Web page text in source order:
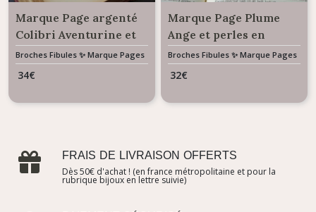
Marque Page argenté
Colibri Aventurine et
Cristal
Broches Fibules ✨ Marque Pages
✨ Bijoux De Sac
34€
Marque Page Plume
Ange et perles en
Cristal
Broches Fibules ✨ Marque Pages
✨ Bijoux De Sac
32€
FRAIS DE LIVRAISON OFFERTS
Dès 50€ d'achat ! (en france métropolitaine et pour la
rubrique bijoux en lettre suivie)